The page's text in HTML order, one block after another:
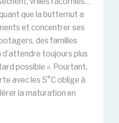
que la butternut a
et concentrer ses
des familles
toujours plus
possible ». Pourtant,
avec les 5°C oblige à
la maturation en